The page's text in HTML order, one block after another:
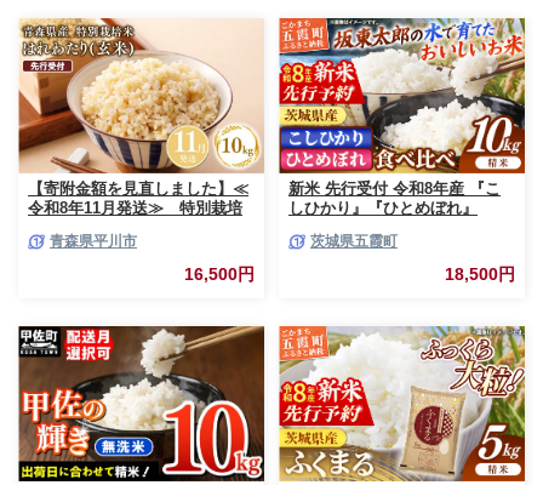
【寄附金額を見直しました】≪
令和8年11月発送≫ 特別栽培
県 平川市】
青森県平川市
16,500円
新米 先行受付 令和8年産 『こ
しひかり』『ひとめぼれ』
白米 コメ こめ 食べ比べセット
コシヒカリ ひとめぼれ 先行予
約 2026年 人気 家計応援 単一米
茨城県五霞町
18,500円